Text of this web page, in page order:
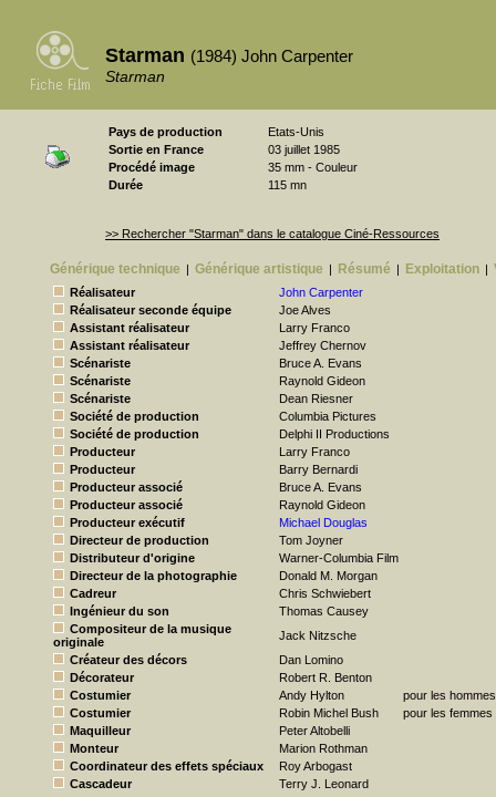
Starman (1984) John Carpenter
Starman
Pays de production
Etats-Unis
Sortie en France
03 juillet 1985
Procédé image
35 mm - Couleur
Durée
115 mn
>> Rechercher "Starman" dans le catalogue Ciné-Ressources
Générique technique | Générique artistique | Résumé | Exploitation |
Réalisateur
John Carpenter
Réalisateur seconde équipe
Joe Alves
Assistant réalisateur
Larry Franco
Assistant réalisateur
Jeffrey Chernov
Scénariste
Bruce A. Evans
Scénariste
Raynold Gideon
Scénariste
Dean Riesner
Société de production
Columbia Pictures
Société de production
Delphi II Productions
Producteur
Larry Franco
Producteur
Barry Bernardi
Producteur associé
Bruce A. Evans
Producteur associé
Raynold Gideon
Producteur exécutif
Michael Douglas
Directeur de production
Tom Joyner
Distributeur d'origine
Warner-Columbia Film
Directeur de la photographie
Donald M. Morgan
Cadreur
Chris Schwiebert
Ingénieur du son
Thomas Causey
Compositeur de la musique
originale
Jack Nitzsche
Créateur des décors
Dan Lomino
Décorateur
Robert R. Benton
Costumier
Andy Hylton
pour les hommes
Costumier
Robin Michel Bush
pour les femmes
Maquilleur
Peter Altobelli
Monteur
Marion Rothman
Coordinateur des effets spéciaux
Roy Arbogast
Cascadeur
Terry J. Leonard